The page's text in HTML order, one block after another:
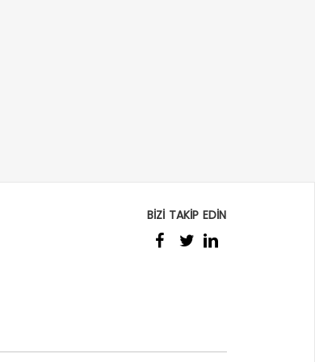
BİZİ TAKİP EDİN